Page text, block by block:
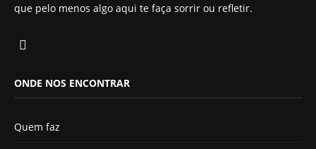
que pelo menos algo aqui te faça sorrir ou refletir.
ONDE NOS ENCONTRAR
Quem faz